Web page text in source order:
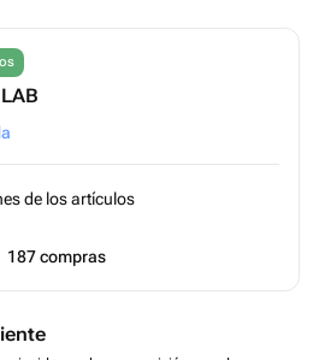
de los artículos
187compras